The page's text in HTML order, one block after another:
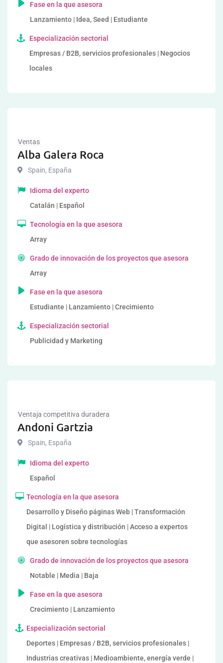
Fase en la que asesora
Lanzamiento | Idea, Seed | Estudiante
Especialización sectorial
Empresas / B2B, servicios profesionales | Negocios
locales
Ventas
Alba Galera Roca
Spain, España
Idioma del experto
Catalán | Español
Tecnología en la que asesora
Array
Grado de innovación de los proyectos que asesora
Array
Fase en la que asesora
Estudiante | Lanzamiento | Crecimiento
Especialización sectorial
Publicidad y Marketing
Ventaja competitiva duradera
Andoni Gartzia
Spain, España
Idioma del experto
Español
Tecnología en la que asesora
Desarrollo y Diseño páginas Web | Transformación
Digital | Logística y distribución | Acceso a expertos
que asesoren sobre tecnologías
Grado de innovación de los proyectos que asesora
Notable | Media | Baja
Fase en la que asesora
Crecimiento | Lanzamiento
Especialización sectorial
Deportes | Empresas / B2B, servicios profesionales |
Industrias creativas | Medioambiente, energía verde |